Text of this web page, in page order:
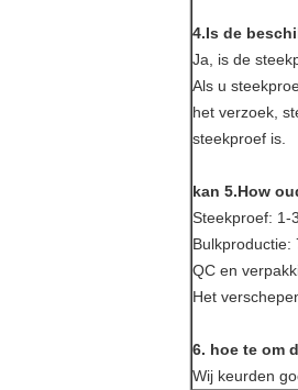
4.Is de
Ja, is de
Als u
het verzoek,
steekproef is.
kan 5.How
Steekproef: 1-
Bulkproductie:
QC en
Het
6. hoe te om
Wij keurden